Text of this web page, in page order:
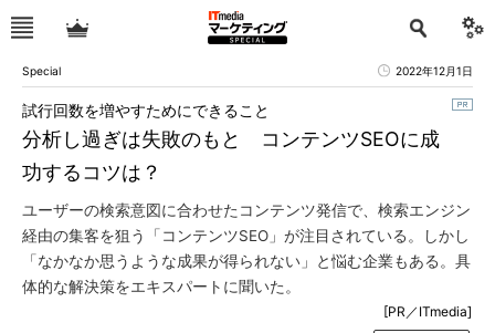
Special 2022年12月1日
分析し過ぎは失敗のもと コンテンツSEOに成
功するコツは？
試行回数を増やすためにできること
ユーザーの検索意図に合わせたコンテンツ発信で、検索エンジン
経由の集客を狙う「コンテンツSEO」が注目されている。しかし
「なかなか思うような成果が得られない」と悩む企業もある。具
体的な解決策をエキスパートに聞いた。
[PR／ITmedia]